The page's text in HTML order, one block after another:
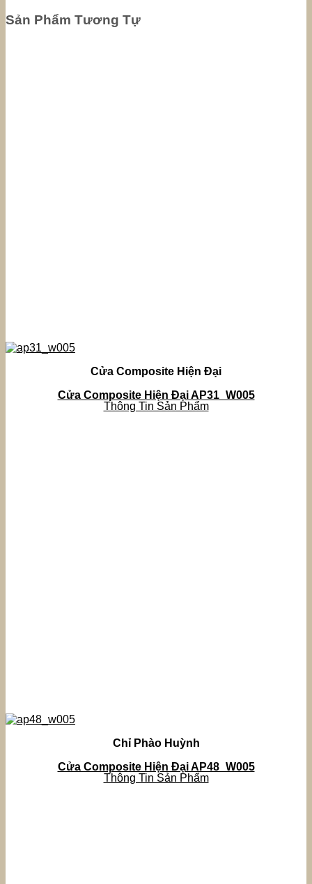
Sản Phẩm Tương Tự
Cửa Composite Hiện Đại
Cửa Composite Hiện Đại AP31_W005
Thông Tin Sản Phẩm
Chỉ Phào Huỳnh
Cửa Composite Hiện Đại AP48_W005
Thông Tin Sản Phẩm